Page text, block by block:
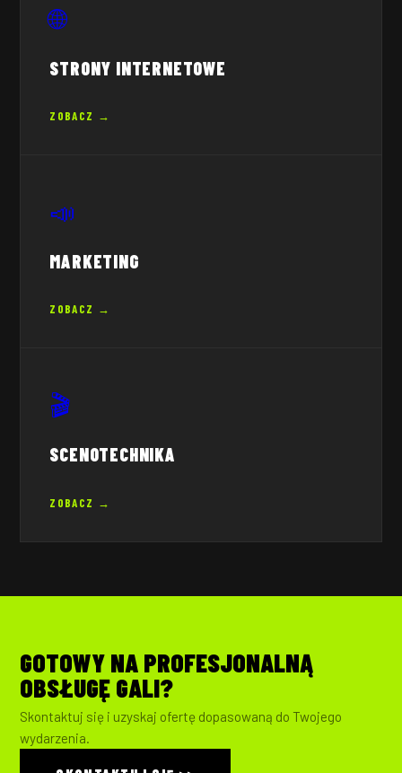
🌐
STRONY INTERNETOWE
ZOBACZ →
📣
MARKETING
ZOBACZ →
🎬
SCENOTECHNIKA
ZOBACZ →
GOTOWY NA PROFESJONALNĄ
OBSŁUGĘ GALI?
Skontaktuj się i uzyskaj ofertę dopasowaną do Twojego
wydarzenia.